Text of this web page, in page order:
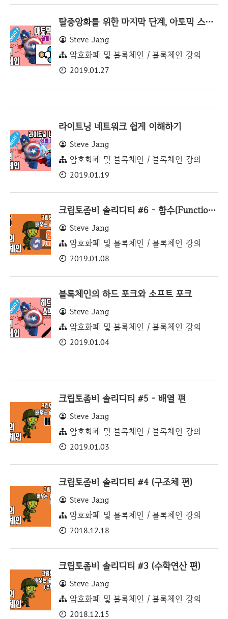
탈중앙화를 위한 마지막 단계, 아토믹 스왑(Atomic Swap)
Steve Jang
암호화폐 및 블록체인 / 블록체인 강의
2019.01.27
라이트닝 네트워크 쉽게 이해하기
Steve Jang
암호화폐 및 블록체인 / 블록체인 강의
2019.01.19
크립토좀비 솔리디티 #6 - 함수(Function) 편
Steve Jang
암호화폐 및 블록체인 / 블록체인 강의
2019.01.08
블록체인의 하드 포크와 소프트 포크
Steve Jang
암호화폐 및 블록체인 / 블록체인 강의
2019.01.04
크립토좀비 솔리디티 #5 - 배열 편
Steve Jang
암호화폐 및 블록체인 / 블록체인 강의
2019.01.03
크립토좀비 솔리디티 #4 (구조체 편)
Steve Jang
암호화폐 및 블록체인 / 블록체인 강의
2018.12.18
크립토좀비 솔리디티 #3 (수학연산 편)
Steve Jang
암호화폐 및 블록체인 / 블록체인 강의
2018.12.15